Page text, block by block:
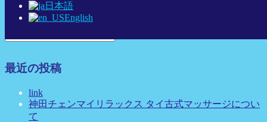
日本語
English
イリラックス
最近の投稿
link
神田チェンマイリラックス タイ古式マッサージについ
て